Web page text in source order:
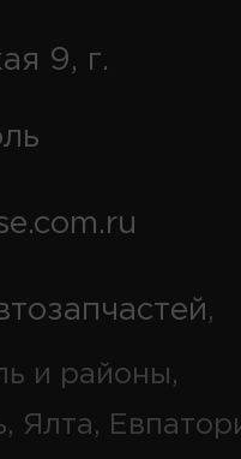
9, г.
,
и районы,
Ялта,